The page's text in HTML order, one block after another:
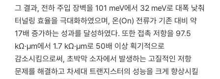
그 결과, 전하 주입 장벽을 101 meV에서 32 meV로 대폭 낮춰
터널링 효율을 극대화하였으며, 온(On) 전류가 기존 대비 약
17배 증가하는 성과를 달성하였다. 또한 접촉 저항을 97.5
kΩ·μm에서 1.7 kΩ·μm로 50배 이상 획기적으로
감소시킴으로써, 초박막 소자에서 발생하는 고질적인 저항
문제를 해결하고 차세대 트랜지스터의 성능을 크게 향상시킬